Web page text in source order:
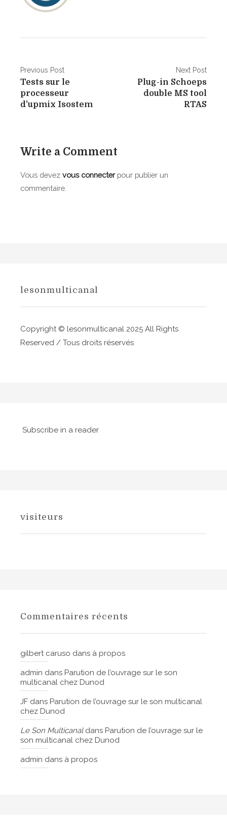
N
a
v
g
t
l
’
a
r
e
Previous Post
Tests sur le
processeur
d’upmix Isostem
Next Post
Plug-in Schoeps
double MS tool
RTAS
Write a Comment
Vous devez vous connecterpour publier un
commentaire.
lesonmulticanal
Copyright © lesonmulticanal 2025 All Rights
Reserved / Tous droits réservés
Subscribe in a reader
visiteurs
Commentaires récents
gilbert caruso dans à propos
admin dans Parution de l’ouvrage sur le son
multicanal chez Dunod
JF dans Parution de l’ouvrage sur le son multicanal
chez Dunod
Le Son Multicanaldans Parution de l’ouvrage sur le
son multicanal chez Dunod
admin dans à propos